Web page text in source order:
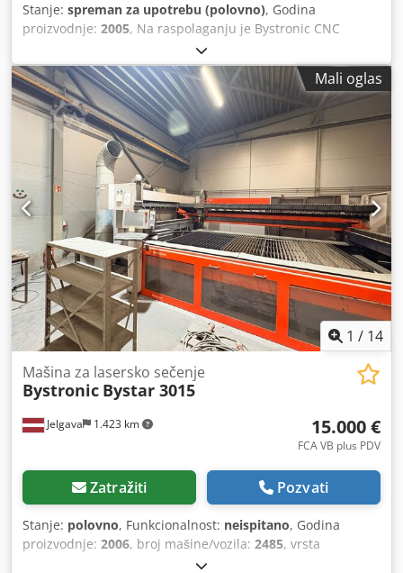
Stanje: spreman za upotrebu (polovno), Godina
proizvodnje: 2005, Na raspolaganju je Bystronic CNC
laserska sečalica. Tip lasera: ByLaser 4400, laserska snaga:
4400W, talasna dužina: 10,7µm, radne dimenzije X/Y:
3000mm/1500mm, dimenzije sečenja X/Y/Z:
3000mm/1500mm/170mm, brzina pozicioniranja: 80m/min,
simultana brzina pozicioniranja: 113m/min, ubrzanje:
4,5m/s², tačnost pozicioniranja: +/-0,1mm, ponovljivost:
+/-0,05mm, maks. težina obratka: 890kg, maks. debljina
lima čelik/prohrom/aluminijum: 25mm/20mm/12mm.
Dimenzije mašine X/Y/Z: cca 12900mm/6100mm/2100mm,
težina: cca 13500kg, radni sati lasera: 58157h, sati
ventilatora: 93930h, sati pumpe: 10398h. Uključuje
rashladnu jedinicu na vodu, bez uređaja za odsisavanje.
Upravljanje kompletno obnovljeno 2025. godine.
Dokumentacija dostupna. Pregled na licu mesta moguć.
Credpfx Ajxv A E Eoiyef
Mali oglas
1 / 14
Jelgava 1.423 km
Mašina za lasersko sečenje
Bystronic Bystar 3015
15.000 €
FCA VB plus PDV
Zatražiti Pozvati
Stanje: polovno, Funkcionalnost: neispitano, Godina
proizvodnje: 2006, broj mašine/vozila: 2485, vrsta
, stepen automatizacije: